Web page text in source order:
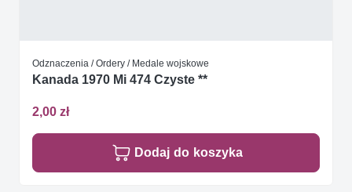
Odznaczenia / Ordery / Medale wojskowe
Kanada 1970 Mi 474 Czyste **
2,00 zł
Dodaj do koszyka